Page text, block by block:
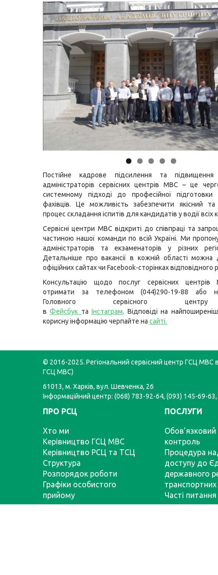
Постійне кадрове підсилення та підвищення
адміністраторів сервісних центрів МВС – це
системному підході до професійної підготовки
фахівців. Це можливість забезпечити якісний та
процес складання іспитів для кандидатів у водії всіх
Сервісні центри МВС відкриті до співпраці та
частиною нашої команди по всій Україні. Ми
адміністраторів та екзаменаторів у різних
Детальніше про вакансії в кожній області можна
офіційних сайтах чи Facebook-сторінках відповідного
Консультацію щодо послуг сервісних
отримати за телефоном (044)290-19-88 або
Головного сервісного
вФейсбук таІнстаграм. Відповіді на
корисну інформацію черпайте на сайті.
© 2016-2025. Регіональний сервісний центр ГСЦ МВС в
ГСЦ МВС)
61013, м. Харків, вул. Шевченка, 26
Інформаційний центр: (068) 783-92-64, (093) 145-69-
ПРО РСЦ
Хто ми
Керівництво ГСЦ МВС
Керівництво РСЦ та ТСЦ
Структура
Розпорядок роботи
Графіки особистого
прийому
ПОСЛУГИ
Обов’язковий
контроль
Процедура
доступу до
державного
транспортних
Часті питання